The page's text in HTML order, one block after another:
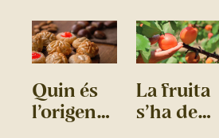
Quin és
l’origen
La fruita
s’ha de